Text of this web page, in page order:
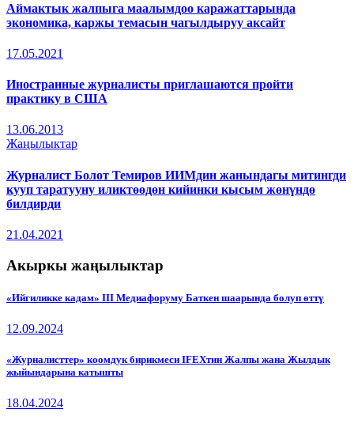
Аймактык жалпыга маалымдоо каражаттарында
экономика, каржы темасын чагылдыруу аксайт
17.05.2021
Иностранные журналисты приглашаются пройти
практику в США
13.06.2013
Жаңылыктар
Журналист Болот Темиров ИИМдин жанындагы митингди
кууп таратууну иликтөөдөн кийинки кысым жөнүндө
билдирди
21.04.2021
Акыркы жаңылыктар
«Ийгиликке кадам» III Медиафоруму Баткен шаарында болуп өттү
12.09.2024
«Журналисттер» коомдук бирикмеси IFEXтин Жалпы жана Жылдык
жыйындарына катышты
18.04.2024